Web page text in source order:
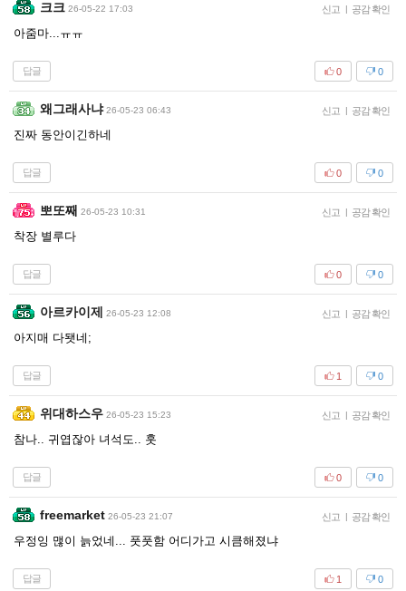
크크 26-05-22 17:03 신고 | 공감 확인
아줌마...ㅠㅠ
답글 0
0
왜그래사냐 26-05-23 06:43 신고 | 공감 확인
진짜 동안이긴하네
답글 0
0
뽀또째 26-05-23 10:31 신고 | 공감 확인
착장 별루다
답글 0
0
아르카이제 26-05-23 12:08 신고 | 공감 확인
아지매 다됏네;
답글 0
1
위대하스우 26-05-23 15:23 신고 | 공감 확인
참나.. 귀엽잖아 녀석도.. 훗
답글 0
0
freemarket 26-05-23 21:07 신고 | 공감 확인
우정잉 맪이 늙었네... 풋풋함 어디가고 시큼해졌냐
답글 0
1